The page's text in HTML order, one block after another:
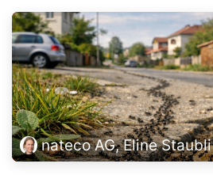
nateco AG, Eline Staubli